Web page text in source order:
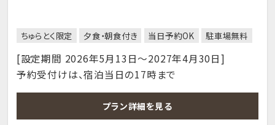
ちゅらとく限定 夕食・朝食付き 当日予約OK 駐車場無料
[設定期間 2026年5月13日～2027年4月30日]
予約受付けは、宿泊当日の17時まで
プラン詳細を見る